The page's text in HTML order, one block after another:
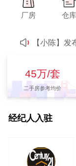
厂房 仓库
欢迎【21世
45万/套
4280元/m 2
45万/套
二手房参考均价
新房参考均价
经纪人入驻